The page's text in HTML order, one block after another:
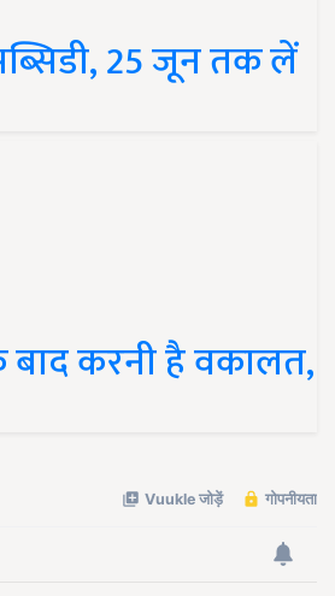
25 जून तक लें
करनी है वकालत,